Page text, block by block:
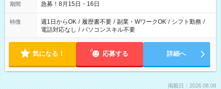
期間 急募！8月15日・16日
特徴 週1日からOK / 履歴書不要 / 副業・WワークOK / シフト勤務 /
電話対応なし / パソコンスキル不要
気になる！ 応募する 詳細へ
掲載日：2026.08.08